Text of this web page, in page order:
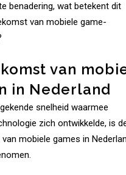
benadering, wat betekent dit
van mobiele game-
van
in Nederland
snelheid waarmee
zich ontwikkelde, is
mobiele games in